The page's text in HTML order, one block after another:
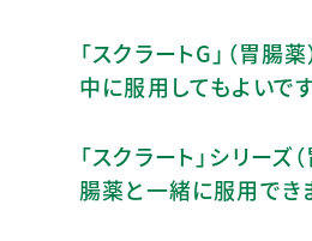
「スクラートG」（胃腸
中に服用してもよいです
「スクラート」シリーズ
腸薬と一緒に服用でき